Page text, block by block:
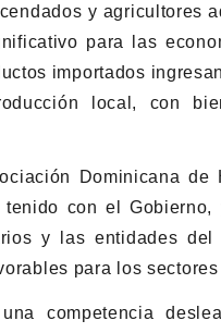
y agricultores
para las
importados
local, con
Dominicana
tenido con el
y las entidades
para los
competencia